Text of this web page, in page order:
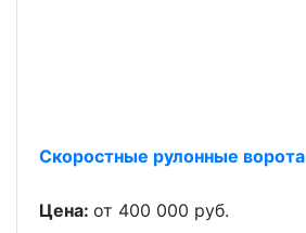
Скоростные рулонные ворота
Цена: от 400 000 руб.